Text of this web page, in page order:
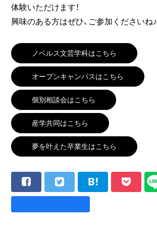
体験いただけます！
興味のある方はぜひ、ご参加くださいね♪
ノベルス文芸学科はこちら
オープンキャンパスはこちら
個別相談会はこちら
産学共同はこちら
夢を叶えた卒業生はこちら